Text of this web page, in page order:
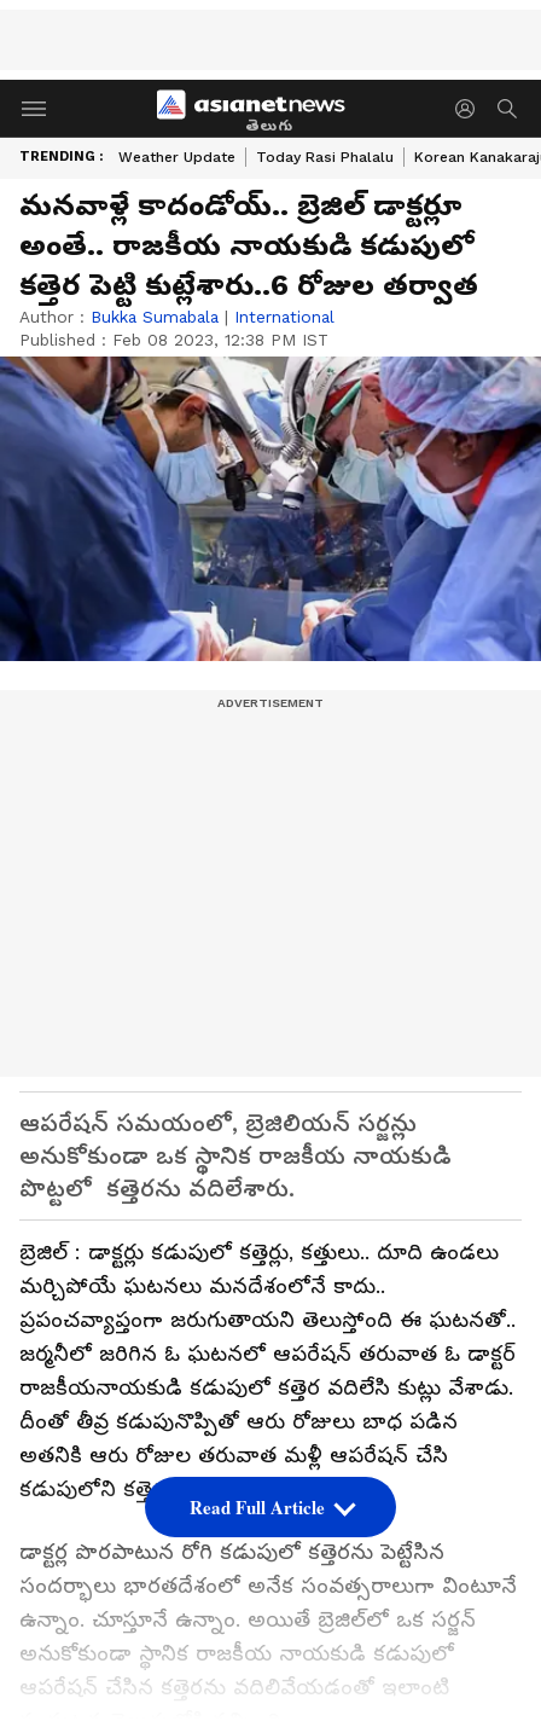
తెలుగు
TRENDING : Weather Update Today Rasi Phalalu Korean
మనవాళ్లే కాదండోయ్.. బ్రెజిల్ డాక్టర్లూ
అంతే.. రాజకీయ నాయకుడి కడుపులో
కత్తెర పెట్టి కుట్లేశారు..6 రోజుల తర్వాత
Author : Bukka Sumabala | International
Published : Feb 08 2023, 12:38 PM IST
ఆపరేషన్ సమయంలో, బ్రెజిలియన్ సర్జన్లు
అనుకోకుండా ఒక స్థానిక రాజకీయ నాయకుడి
పొట్టలో కత్తెరను వదిలేశారు.
బ్రెజిల్ : డాక్టర్లు కడుపులో కత్తెర్లు, కత్తులు.. దూది ఉండలు
మర్చిపోయే ఘటనలు మనదేశంలోనే కాదు..
ప్రపంచవ్యాప్తంగా జరుగుతాయని తెలుస్తోంది ఈ ఘటనతో..
జర్మనీలో జరిగిన ఓ ఘటనలో ఆపరేషన్ తరువాత ఓ డాక్టర్
రాజకీయనాయకుడి కడుపులో కత్తెర వదిలేసి కుట్లు వేశాడు.
దీంతో తీవ్ర కడుపునొప్పితో ఆరు రోజులు బాధ పడిన
అతనికి ఆరు రోజుల తరువాత మళ్లీ ఆపరేషన్ చేసి
కడుపులోని కత్తెరను తీసేశారు.
డాక్టర్ల పొరపాటున రోగి కడుపులో కత్తెరను పెట్టేసిన
సందర్భాలు భారతదేశంలో అనేక సంవత్సరాలుగా వింటూనే
ఉన్నాం. చూస్తూనే ఉన్నాం. అయితే బ్రెజిల్‌లో ఒక సర్జన్
అనుకోకుండా స్థానిక రాజకీయ నాయకుడి కడుపులో
ఆపరేషన్ చేసిన కత్తెరను వదిలివేయడంతో ఇలాంటి
Read Full Article